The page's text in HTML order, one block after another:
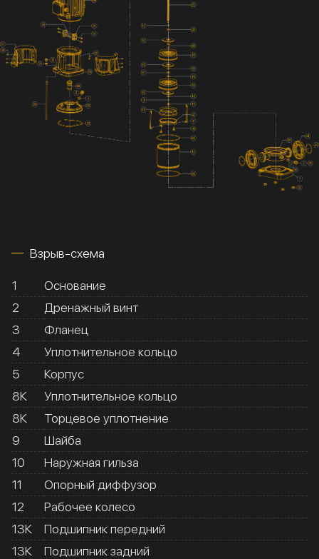
Взрыв-схема
1
Основание
2
Дренажный винт
3
Фланец
4
Уплотнительное кольцо
5
Корпус
8К
Уплотнительное кольцо
8К
Торцевое уплотнение
9
Шайба
10
Наружная гильза
11
Опорный диффузор
12
Рабочее колесо
13К
Подшипник передний
13К
Подшипник задний